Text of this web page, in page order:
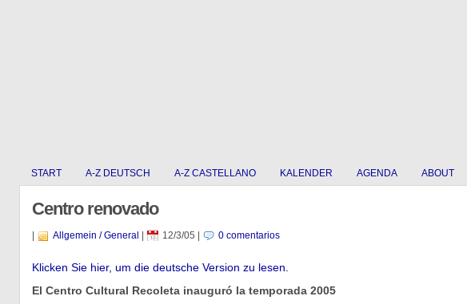
START A-Z DEUTSCH A-Z CASTELLANO KALENDER AGENDA ABOUT
Centro renovado
Allgemein / General 12/3/05 0 comentarios
Klicken Sie hier, um die deutsche Version zu lesen.
El Centro Cultural Recoleta inauguró la temporada 2005